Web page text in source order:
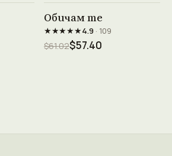
Обичам те
★★★★★4.9· 109
$61.02$57.40